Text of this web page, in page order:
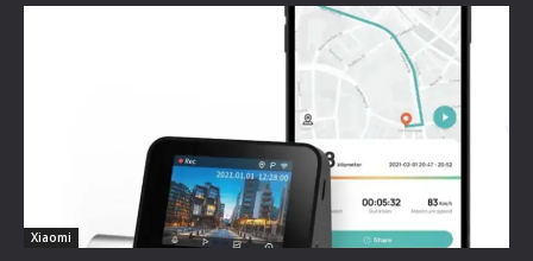
Xiaomi